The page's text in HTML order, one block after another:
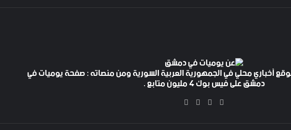
أخباري محلي في الجمهورية العربية السورية ومن منصاته : صفحة يوميات في
دمشق على فيس بوك 4 مليون متابع .
فيسبوك
‫X
‫YouTube